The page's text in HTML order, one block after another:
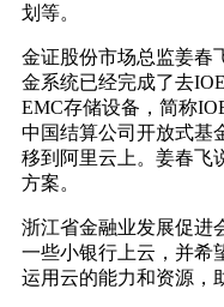
划等。
金证股份市场总监姜春
金系统已经完成了去
EMC存储设备，简称
中国结算公司开放式基
移到阿里云上。姜春飞
方案。
浙江省金融业发展促进
一些小银行上云，并希
运用云的能力和资源，